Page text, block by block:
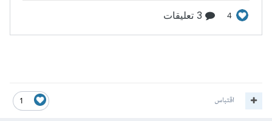
1 اقتباس